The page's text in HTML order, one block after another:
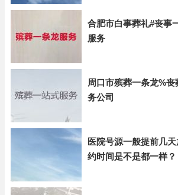
合肥市白事葬礼#丧事
服务
周口市殡葬一条龙%
务公司
医院号源一般提前几
约时间是不是都一样？